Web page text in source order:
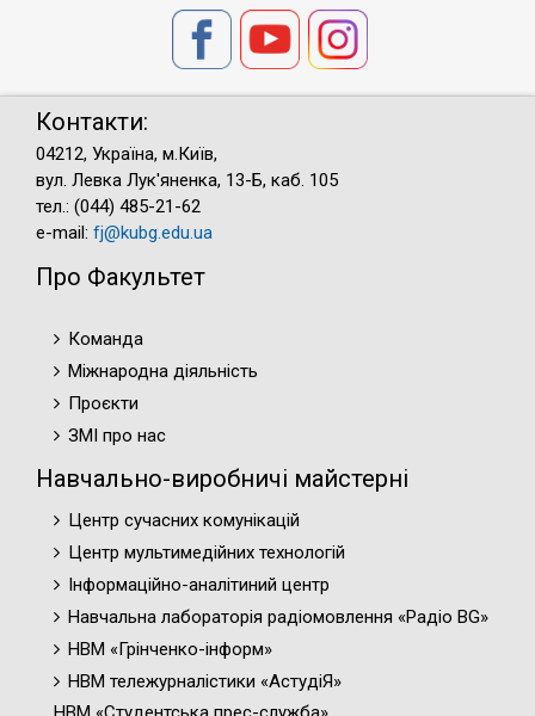
Контакти:
04212, Україна, м.Київ,
вул. Левка Лук'яненка, 13-Б, каб. 105
тел.: (044) 485-21-62
e-mail: fj@kubg.edu.ua
Про Факультет
Команда
Міжнародна діяльність
Проєкти
ЗМІ про нас
Навчально-виробничі майстерні
Центр сучасних комунікацій
Центр мультимедійних технологій
Інформаційно-аналітиний центр
Навчальна лабораторія радіомовлення «Радіо BG»
НВМ «Грінченко-інформ»
НВМ тележурналістики «АстудіЯ»